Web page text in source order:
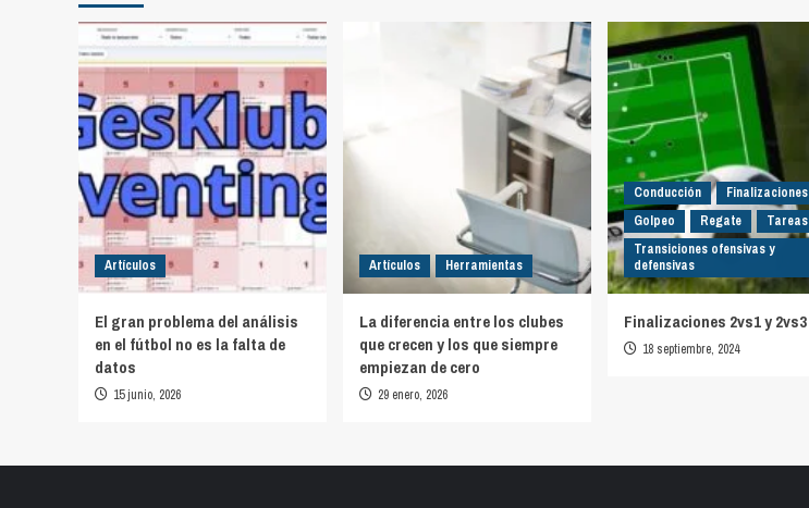
Artículos
El gran problema del análisis
en el fútbol no es la falta de
datos
15 junio, 2026
Artículos Herramientas
La diferencia entre los clubes
que crecen y los que siempre
empiezan de cero
29 enero, 2026
Conducción
Finalizaciones
Golpeo
Regate
Tareas
Transiciones ofensivas y
defensivas
Finalizaciones 2vs1 y 2vs3
18 septiembre, 2024